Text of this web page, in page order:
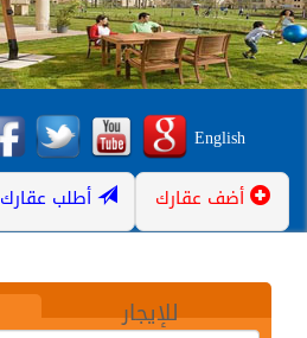
English
أضف عقارك أطلب عقارك
للإيجار